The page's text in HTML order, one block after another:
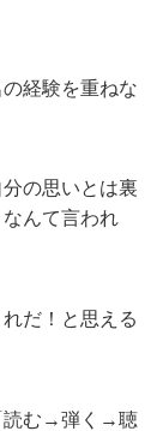
経験を重ねな
の思いとは裏
んて言われ
だ！と思える
読む→弾く→聴